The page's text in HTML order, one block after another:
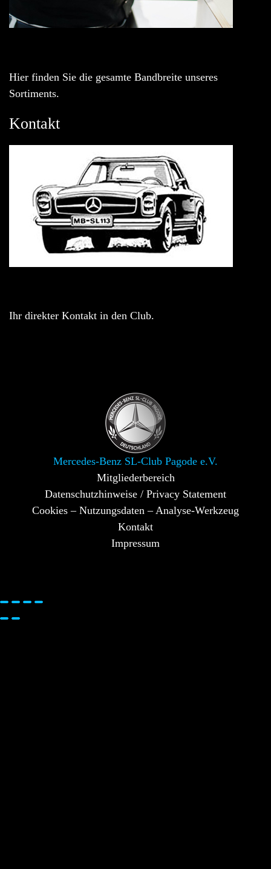
Hier finden Sie die gesamte Bandbreite unseres
Sortiments.
Kontakt
Ihr direkter Kontakt in den Club.
Mercedes-Benz SL-Club Pagode e.V.
Mitgliederbereich
Datenschutzhinweise / Privacy Statement
Cookies – Nutzungsdaten – Analyse-Werkzeug
Kontakt
Impressum